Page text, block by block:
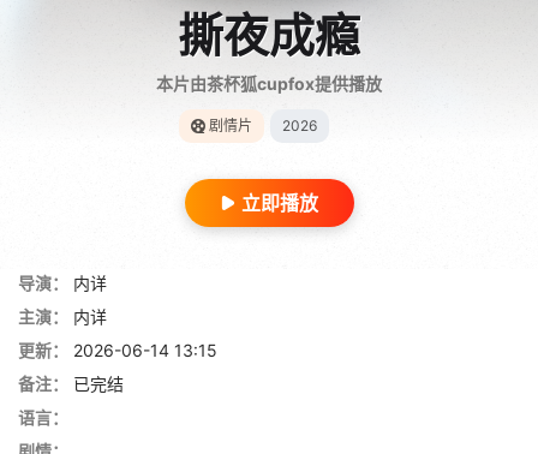
撕夜成瘾
本片由茶杯狐cupfox提供播放
剧情片 2026
立即播放
导演：
内详
主演：
内详
更新：
2026-06-14 13:15
备注：
已完结
语言：